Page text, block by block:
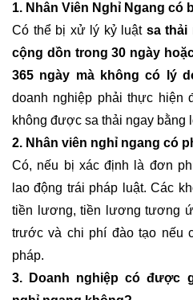
1. Nhân Viên Nghỉ Ngang có
Có thể bị xử lý kỷ luật sa thải
cộng dồn trong 30 ngày
365 ngày mà không có lý
doanh nghiệp phải thực hiện
không được sa thải ngay bằng
2. Nhân viên nghỉ ngang có
Có, nếu bị xác định là đơn
lao động trái pháp luật. Các
tiền lương, tiền lương tương
trước và chi phí đào tạo nếu
pháp.
3. Doanh nghiệp có được